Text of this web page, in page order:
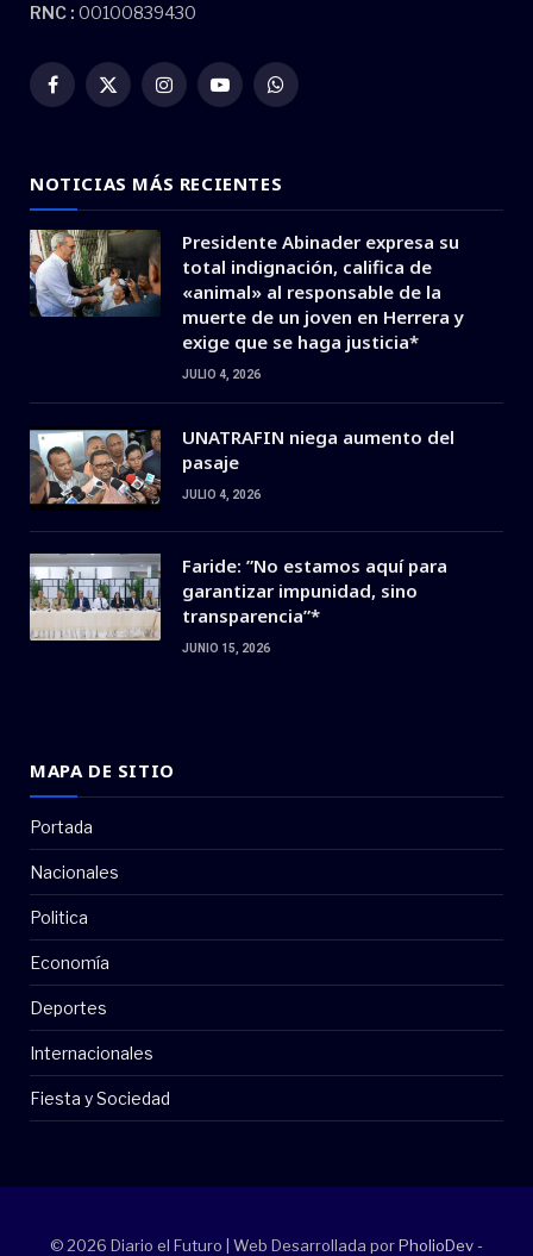
RNC : 00100839430
Facebook
X
InstagramYouTubeWhatsApp
NOTICIAS MÁS RECIENTES
Presidente Abinader expresa su
total indignación, califica de
«animal» al responsable de la
muerte de un joven en Herrera y
exige que se haga justicia*
JULIO 4, 2026
UNATRAFIN niega aumento del
pasaje
JULIO 4, 2026
Faride: ”No estamos aquí para
garantizar impunidad, sino
transparencia”*
JUNIO 15, 2026
MAPA DE SITIO
Portada
Nacionales
Politica
Economía
Deportes
Internacionales
Fiesta y Sociedad
© 2026 Diario el Futuro | Web Desarrollada porPholioDev -